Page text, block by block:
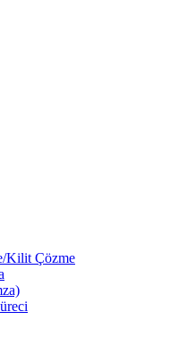
Kilit Çözme